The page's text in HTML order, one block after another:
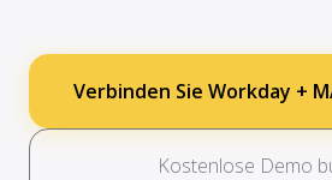
Verbinden Sie Workday +
Kostenlose Demo